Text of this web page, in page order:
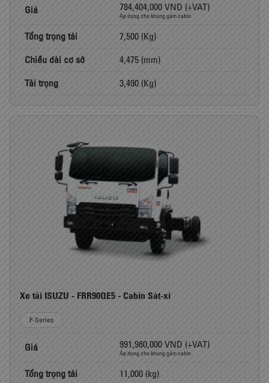
Giá 784,404,000 VND (+VAT)
Áp dụng cho khung gầm cabin
Tổng trọng tải
7,500 (Kg)
Chiều dài cơ sở
4,475 (mm)
Tải trọng
3,490 (Kg)
Xe tải ISUZU - FRR90QE5 - Cabin Sát-xi
F-Series
Giá 991,980,000 VND (+VAT)
Áp dụng cho khung gầm cabin
Tổng trọng tải 11,000 (kg)